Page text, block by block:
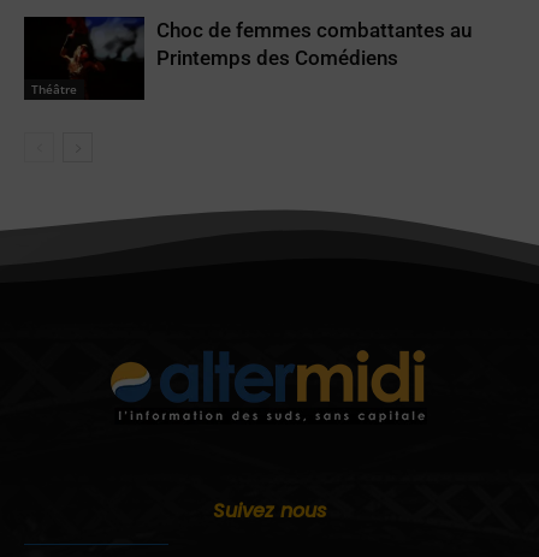
Théâtre
Choc de femmes combattantes au
Printemps des Comédiens
Suivez nous